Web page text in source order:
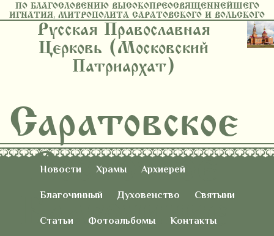
ПО БЛАГОСЛОВЕНИЮ ВЫСОКОПРЕОСВЯЩЕННЕЙШЕГО
ИГНАТИЯ, МИТРОПОЛИТА САРАТОВСКОГО И ВОЛЬСКОГО
Русская Православная
Церковь (Московский
Патриархат)
Саратовское
Восточное
Благочиние
Новости Храмы
Архиерей
Благочинный
Духовенство
Святыни
Статьи
Фотоальбомы Контакты